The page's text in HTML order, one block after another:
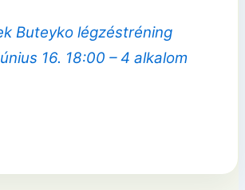
Buteyko légzéstréning
16. 18:00 – 4 alkalom